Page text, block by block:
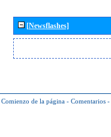
[Newsflashes]
Comienzo de la página - Comentarios -